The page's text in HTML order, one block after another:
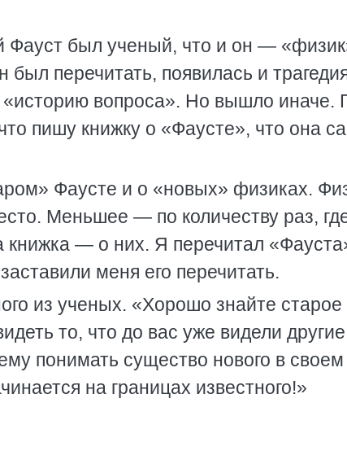
Фауст был ученый, что и он —
был перечитать, появилась и
вопроса». Но вышло иначе.
пишу книжку о «Фаусте», что она
Фаусте и о «новых» физиках.
Меньшее — по количеству раз,
книжка — о них. Я перечитал
меня его перечитать.
из ученых. «Хорошо знайте старое
то, что до вас уже видели
понимать существо нового в
на границах известного!»